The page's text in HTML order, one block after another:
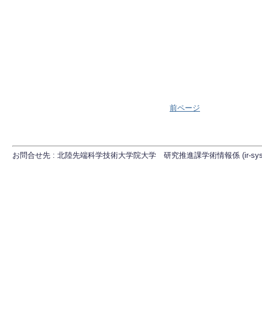
前ページ
お問合せ先 : 北陸先端科学技術大学院大学 研究推進課学術情報係 (ir-